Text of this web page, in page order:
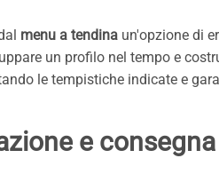
menu a tendina un'opzione di
un profilo nel tempo e
le tempistiche indicate e
e consegna